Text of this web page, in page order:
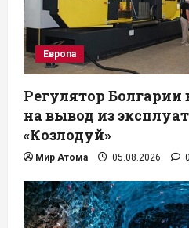
Европа
Регулятор
на вывод из
«Козлодуй»
Мир Атома 05.08.2026 0